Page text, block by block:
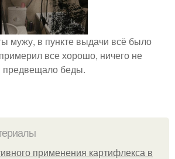
мужу, в пункте выдачи всё было
все хорошо, ничего не
предвещало беды.
применения картифлекса в